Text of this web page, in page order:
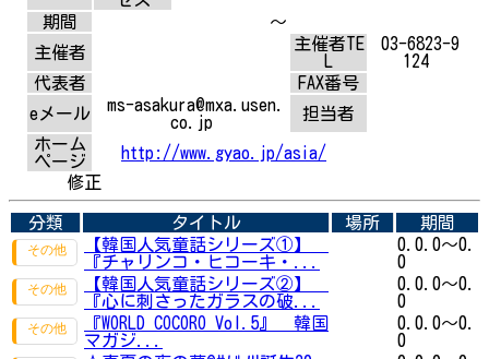
期間
～
主催者
主催者TE
03-6823-9
124
代表者
FAX番号
eメール
ms-asakura@mxa.usen.
co.jp
担当者
ホーム
ページ
http://www.gyao.jp/asia/
修正
分類 タイトル 場所
期間
【韓国人気童話シリーズ①】
『チャリンコ・ヒコーキ・...
0.0.0～0.
0
【韓国人気童話シリーズ②】
『心に刺さったガラスの破...
0.0.0～0.
0
『WORLD COCORO Vol.5』 韓国
マガジ...
0.0.0～0.
0